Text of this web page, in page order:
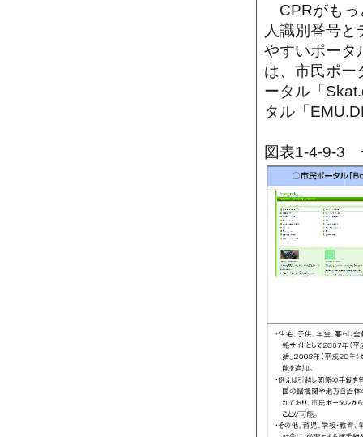
CPRがもっ
人識別番号
やすいポータ
は、市民ポー
ータル「
タル「
図表1-4-9-3